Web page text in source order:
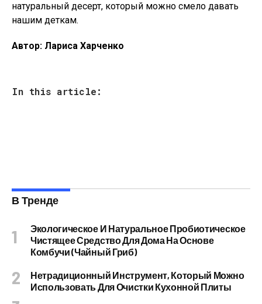
натуральный десерт, который можно смело давать
нашим деткам.
Автор: Лариса Харченко
In this article:
В Тренде
Экологическое И Натуральное Пробиотическое
Чистящее Средство Для Дома На Основе
Комбучи (чайный Гриб)
Нетрадиционный Инструмент, Который Можно
Использовать Для Очистки Кухонной Плиты